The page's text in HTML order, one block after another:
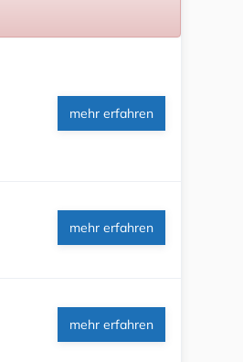
mehr erfahren
mehr erfahren
mehr erfahren